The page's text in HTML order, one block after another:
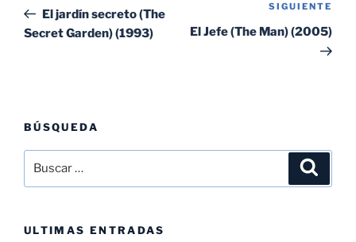
entradas
anterior:
El jardín secreto (The
Secret Garden) (1993)
SIGUIENTE
El Jefe (The Man) (2005)
BÚSQUEDA
por:
ULTIMAS ENTRADAS